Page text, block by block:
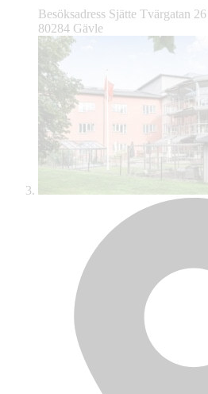
Besöksadress Sjätte Tvärgatan 26
80284 Gävle